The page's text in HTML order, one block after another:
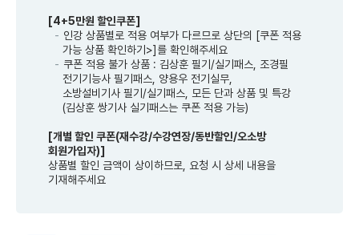
[4+5만원 할인쿠폰]
인강 상품별로 적용 여부가 다르므로 상단의 [쿠폰 적용
가능 상품 확인하기>]를 확인해주세요
쿠폰 적용 불가 상품 : 김상훈 필기/실기패스, 조경필
전기기능사 필기패스, 양용우 전기실무,
소방설비기사 필기/실기패스, 모든 단과 상품 및 특강
(김상훈 쌍기사 실기패스는 쿠폰 적용 가능)
[개별 할인 쿠폰(재수강/수강연장/동반할인/오소방
회원가입자)]
상품별 할인 금액이 상이하므로, 요청 시 상세 내용을
기재해주세요